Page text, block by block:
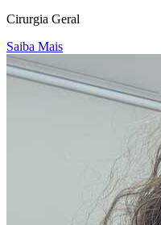
Cirurgia Geral
Saiba Mais